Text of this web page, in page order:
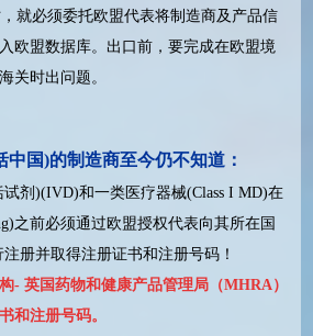
就必须委托欧盟代表将制造商及产品信
欧盟数据库。出口前，要完成在欧盟境
关时出问题。
国)的制造商至今仍不知道：
剂)(IVD)和一类医疗器械(Class I MD)在
之前必须通过欧盟授权代表向其所在国
册并取得注册证书和注册号码！
- 英国药物和健康产品管理局（MHRA）
和注册号码。